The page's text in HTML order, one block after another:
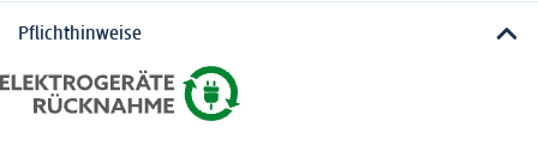
Pflichthinweise